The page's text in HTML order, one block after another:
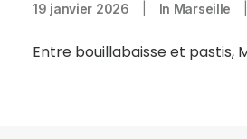
19 janvier 2026 In Marseille
Entre bouillabaisse et pastis,